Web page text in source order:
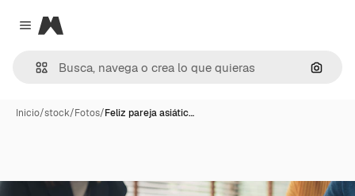
Close menu
Magnific
Inicio/stock/Fotos/Feliz pareja asiátic…